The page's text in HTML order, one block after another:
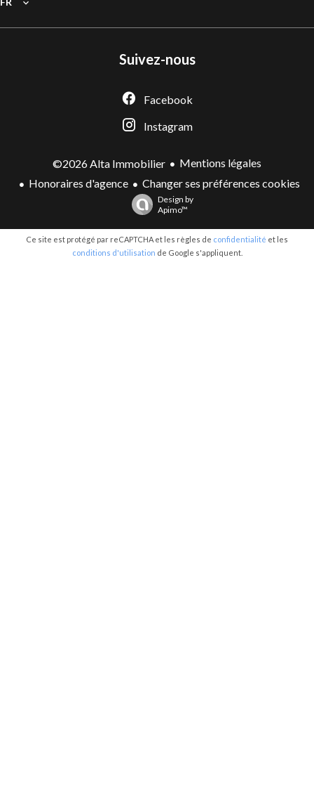
Suivez-nous
Facebook
Instagram
©2026 Alta Immobilier
Mentions légales
Honoraires d'agence
Changer ses préférences cookies
Design by
Apimo™
Ce site est protégé par reCAPTCHA et les règles de confidentialité et les
conditions d'utilisation de Google s'appliquent.